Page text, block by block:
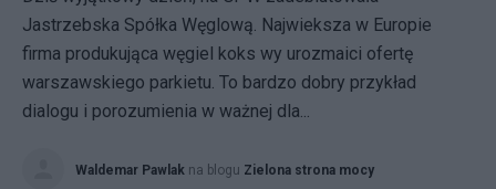
Jastrzebska Spółka Węglową. Najwieksza w Europie
firma produkująca węgiel koks wy urozmaici ofertę
warszawskiego parkietu. To bardzo dobry przykład
dialogu i porozumienia w ważnej dla...
Waldemar Pawlak na blogu Zielona strona mocy